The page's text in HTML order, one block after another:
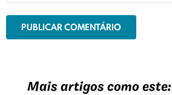
Mais artigos como este: